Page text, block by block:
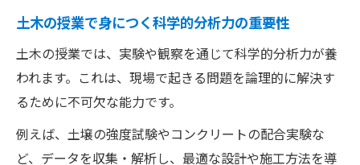
土木の授業で身につく科学的分析力の重要性
土木の授業では、実験や観察を通じて科学的分析力が養
われます。これは、現場で起きる問題を論理的に解決す
るために不可欠な能力です。
例えば、土壌の強度試験やコンクリートの配合実験な
ど、データを収集・解析し、最適な設計や施工方法を導